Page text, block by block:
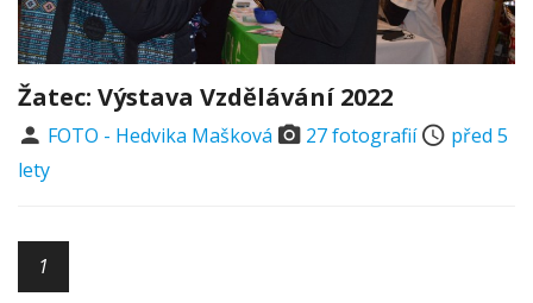
Žatec: Výstava Vzdělávání 2022
FOTO - Hedvika Mašková 27 fotografií
před 5
lety
1